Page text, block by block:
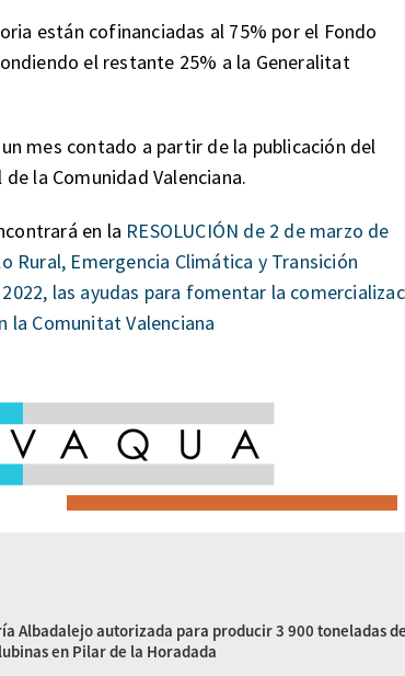
están cofinanciadas al 75% por el Fondo
el restante 25% a la Generalitat
mes contado a partir de la publicación del
la Comunidad Valenciana.
en la RESOLUCIÓN de 2 de marzo de
Rural, Emergencia Climática y Transición
las ayudas para fomentar la
la Comunitat Valenciana
Albadalejo autorizada para producir 3 900 toneladas de
en Pilar de la Horadada